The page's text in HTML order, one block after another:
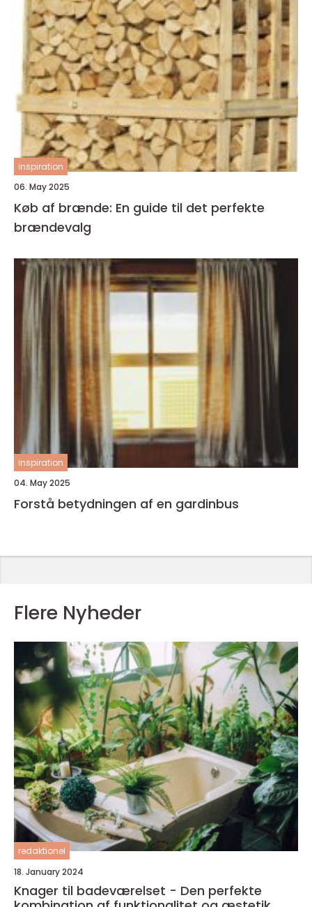
inspiration
06. May 2025
Køb af brænde: En guide til det perfekte
brændevalg
inspiration
04. May 2025
Forstå betydningen af en gardinbus
Flere Nyheder
redaktionel
18. January 2024
Knager til badeværelset - Den perfekte